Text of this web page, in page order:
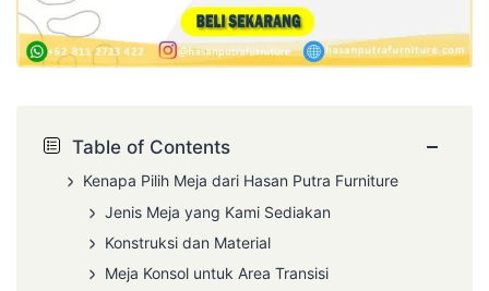
Table of Contents −
Kenapa Pilih Meja dari Hasan Putra Furniture
Jenis Meja yang Kami Sediakan
Konstruksi dan Material
Meja Konsol untuk Area Transisi